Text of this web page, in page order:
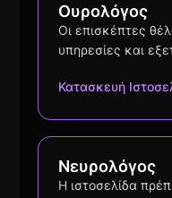
Ουρολόγος
Οι επισκέπτες
υπηρεσίες και
Κατασκευή
Νευρολόγος
Η ιστοσελίδα